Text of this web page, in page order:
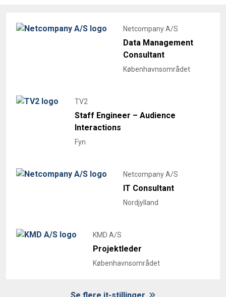
Netcompany A/S
Data Management
Consultant
Københavnsområdet
TV2
Staff Engineer – Audience
Interactions
Fyn
Netcompany A/S
IT Consultant
Nordjylland
KMD A/S
Projektleder
Københavnsområdet